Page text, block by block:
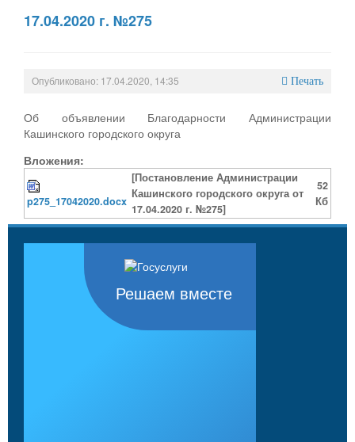
17.04.2020 г. №275
Опубликовано: 17.04.2020, 14:35 Печать
Об объявлении Благодарности Администрации
Кашинского городского округа
Вложения:
p275_17042020.docx
[Постановление Администрации
Кашинского городского округа от
17.04.2020 г. №275]
52
Кб
Решаем вместе